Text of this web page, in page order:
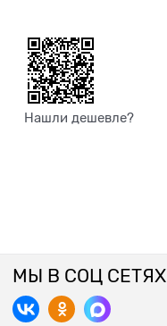
Нашли дешевле?
МЫ В СОЦ СЕТЯХ